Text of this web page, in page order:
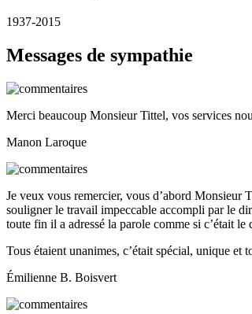
1937-2015
Messages de sympathie
Merci beaucoup Monsieur Tittel, vos services
Manon Laroque
Je veux vous remercier, vous d’abord
souligner le travail impeccable accompli par le
toute fin il a adressé la parole comme si c’était
Tous étaient unanimes, c’était spécial, unique
Émilienne B. Boisvert